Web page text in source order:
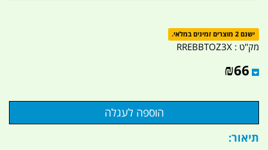
ישנם 2 מוצרים זמינים במלאי.
מק"ט : RREBBTOZ3X
₪66
תיאור: